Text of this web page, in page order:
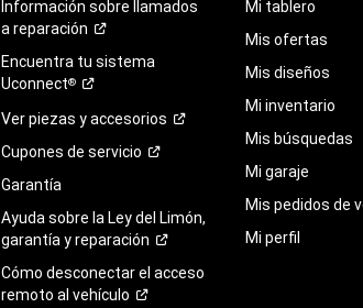
Información sobre llamados
a reparación
Encuentra tu sistema
Uconnect®
Ver piezas yaccesorios
Cupones de servicio
Garantía
Ayuda sobre la Ley del Limón,
garantía yreparación
Cómo desconectar el acceso
remoto al vehículo
Mi tablero
Mis ofertas
Mis diseños
Mi inventario
Mis búsquedas
Mi garaje
Mis pedidos de
Mi perfil